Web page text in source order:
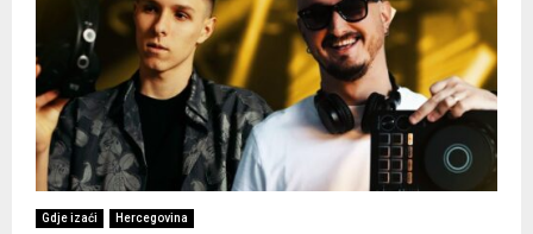
Gdje izaći Hercegovina